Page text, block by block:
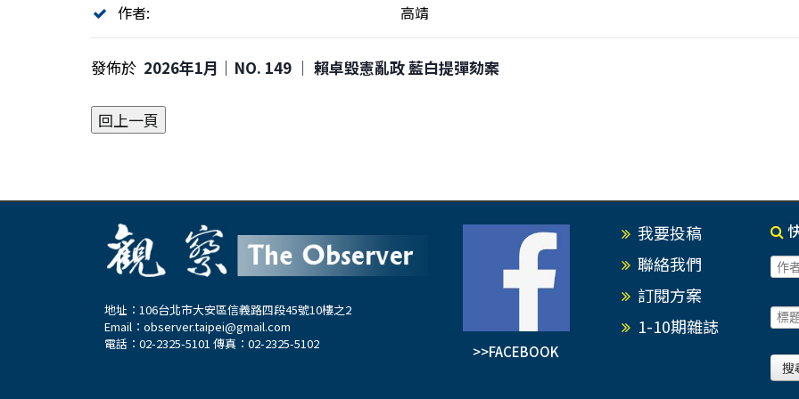
作者: 高靖
發佈於 2026年1月｜NO. 149 │ 賴卓毀憲亂政 藍白提彈劾案
地址：106台北市大安區信義路四段45號10樓之2
Email： observer.taipei@gmail.com
電話：02-2325-5101 傳真：02-2325-5102
>>FACEBOOK
我要投稿
聯絡我們
訂閱方案
1-10期雜誌